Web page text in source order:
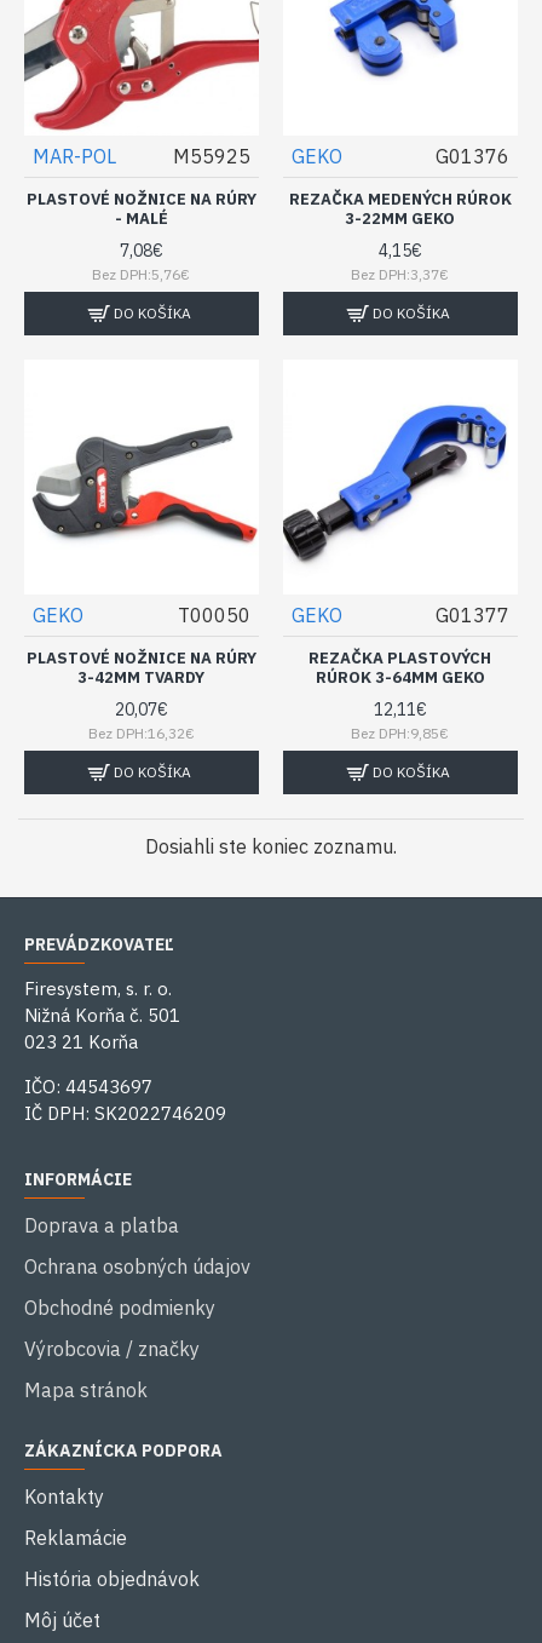
MAR-POL M55925
PLASTOVÉ NOŽNICE NA RÚRY
- MALÉ
7,08€
Bez DPH:5,76€
DO KOŠÍKA
GEKO G01376
REZAČKA MEDENÝCH RÚROK
3-22MM GEKO
4,15€
Bez DPH:3,37€
DO KOŠÍKA
GEKO T00050
PLASTOVÉ NOŽNICE NA RÚRY
3-42MM TVARDY
20,07€
Bez DPH:16,32€
DO KOŠÍKA
GEKO G01377
REZAČKA PLASTOVÝCH
RÚROK 3-64MM GEKO
12,11€
Bez DPH:9,85€
DO KOŠÍKA
Dosiahli ste koniec zoznamu.
PREVÁDZKOVATEĽ
Firesystem, s. r. o.
Nižná Korňa č. 501
023 21 Korňa
IČO: 44543697
IČ DPH: SK2022746209
INFORMÁCIE
Doprava a platba
Ochrana osobných údajov
Obchodné podmienky
Výrobcovia / značky
Mapa stránok
ZÁKAZNÍCKA PODPORA
Kontakty
Reklamácie
História objednávok
Môj účet